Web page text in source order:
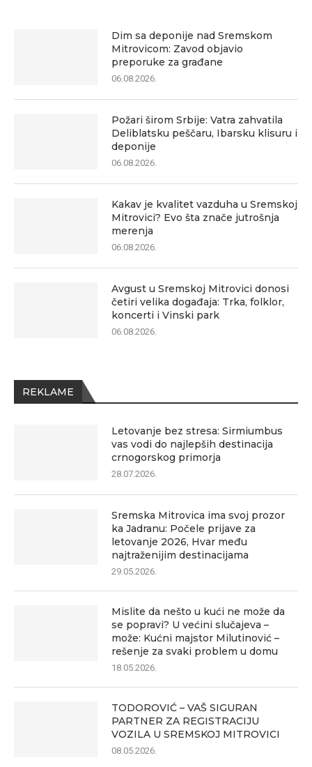
Dim sa deponije nad Sremskom
Mitrovicom: Zavod objavio
preporuke za građane
06.08.2026.
Požari širom Srbije: Vatra zahvatila
Deliblatsku peščaru, Ibarsku klisuru i
deponije
06.08.2026.
Kakav je kvalitet vazduha u Sremskoj
Mitrovici? Evo šta znače jutrošnja
merenja
06.08.2026.
Avgust u Sremskoj Mitrovici donosi
četiri velika događaja: Trka, folklor,
koncerti i Vinski park
06.08.2026.
REKLAME
Letovanje bez stresa: Sirmiumbus
vas vodi do najlepših destinacija
crnogorskog primorja
28.07.2026.
Sremska Mitrovica ima svoj prozor
ka Jadranu: Počele prijave za
letovanje 2026, Hvar među
najtraženijim destinacijama
29.05.2026.
Mislite da nešto u kući ne može da
se popravi? U većini slučajeva –
može: Kućni majstor Milutinović –
rešenje za svaki problem u domu
18.05.2026.
TODOROVIĆ – VAŠ SIGURAN
PARTNER ZA REGISTRACIJU
VOZILA U SREMSKOJ MITROVICI
08.05.2026.